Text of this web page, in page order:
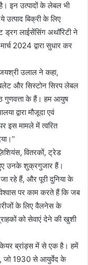
इन उत्पादों के लेबल भी
बिक्री के लिए
ड्रग लाईसेंसिंग अथॉरिटी ने
2024 द्वारा सुधार कर
उलाल ने कहा,
और सिस्टोन सिरप लेबल
गुणवत्ता के हैं। हम आयुष
द्वारा मौजूदा एवं
इस मामले में त्वरित
वितरकों, ट्रेड
उनके शुक्रगुजार हैं।
रहे हैं, और पूरी दुनिया के
विश्वास पर काम करते हैं कि जब
के लिए वैलनेस के
को सेवाएं देने की खुशी
ब्रांड्स में से एक है। हमें
जो 1930 से आयुर्वेद के